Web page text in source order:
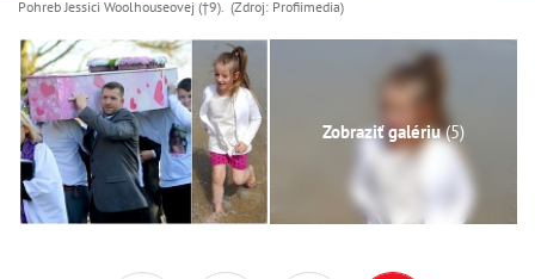
Pohreb Jessici Woolhouseovej (†9). (Zdroj: Profiimedia)
Zobraziť galériu(5)